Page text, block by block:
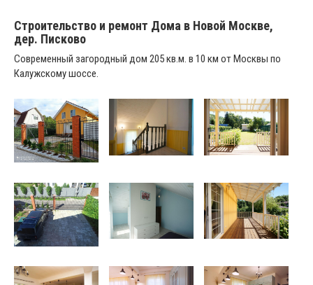
Строительство и ремонт Дома в Новой Москве,
дер. Писково
Современный загородный дом 205 кв.м. в 10 км от Москвы по
Калужскому шоссе.